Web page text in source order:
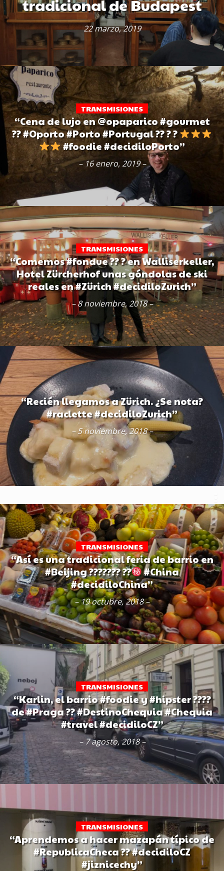
tradicional de Budapest
22 marzo, 2019
TRANSMISIONES
“Cena de lujo en @opaparico #gourmet
?? #Oporto #Porto #Portugal ?‍? ? ?
#foodie #decidiloPorto”
– 16 enero, 2019 –
TRANSMISIONES
“Comemos #fondue ?? ? en Walliserkeller,
Hotel Zürcherhof unas góndolas de ski
reales en #Zürich #decidiloZurich”
– 8 noviembre, 2018 –
“Recién llegamos a Zürich. ¿Se nota?
#raclette #decidiloZurich”
– 5 noviembre, 2018 –
TRANSMISIONES
“Así es una tradicional feria de barrio en
#Beijing ??????? ??
#China
#decidiloChina”
– 19 octubre, 2018 –
TRANSMISIONES
“Karlin, el barrio #foodie y #hipster ????
de #Praga ?? #DestinoChequia #Chequia
#travel #decidiloCZ”
– 7 agosto, 2018 –
TRANSMISIONES
“Aprendemos a hacer mazapán típico de
#RepublicaCheca ?? #decidiloCZ
#jiznicechy”